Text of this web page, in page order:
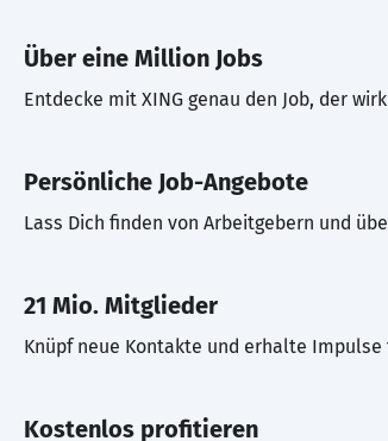
Über eine Million Jobs
Entdecke mit XING genau den Job, der
Persönliche Job-Angebote
Lass Dich finden von Arbeitgebern und
21 Mio. Mitglieder
Knüpf neue Kontakte und erhalte Impulse
Kostenlos profitieren